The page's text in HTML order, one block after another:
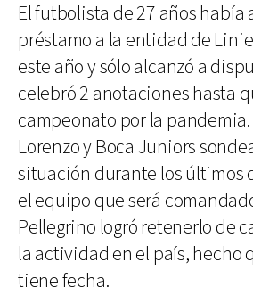
El futbolista de 27 años había
préstamo a la entidad de
este año y sólo alcanzó a
celebró 2 anotaciones hasta
campeonato por la
Lorenzo y Boca Juniors
situación durante los últimos
el equipo que será
Pellegrino logró retenerlo de
la actividad en el país, hecho
tiene fecha.